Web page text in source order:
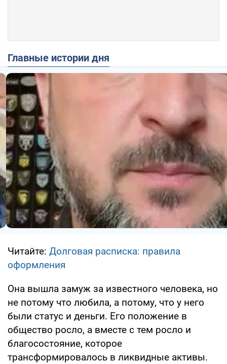
Главные истории дня
Читайте: Долговая расписка: правила
оформления
Она вышла замуж за известного человека, но
не потому что любила, а потому, что у него
были статус и деньги. Его положение в
общество росло, а вместе с тем росло и
благосостояние, которое
трансформировалось в ликвидные активы.